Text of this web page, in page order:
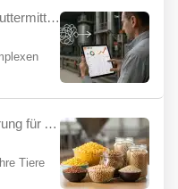
Wie die Herausforderungen der Futtermittelindustrie mit YemYap vereinfacht werden können
Leitfaden zur Mischfutterformulierung für Anfänger
Tiere